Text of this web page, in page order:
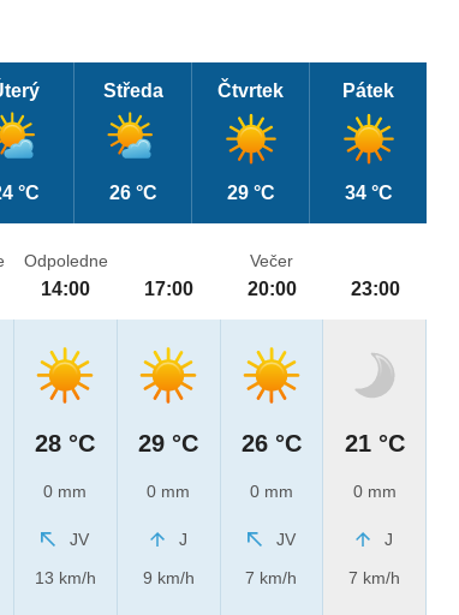
°C
Středa
26 °C
Čtvrtek
29 °C
Pátek
34 °C
Odpoledne
14:00
28 °C
0 mm
JV
13 km/h
17:00
29 °C
0 mm
J
9 km/h
Večer
20:00
26 °C
0 mm
JV
7 km/h
23:00
21 °C
0 mm
J
7 km/h